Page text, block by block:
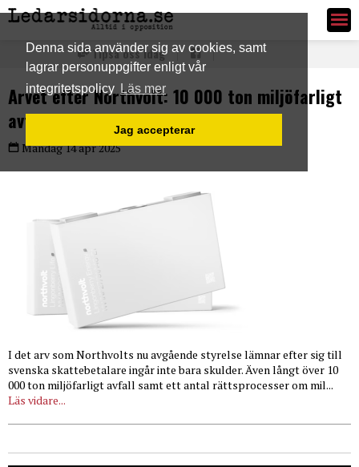
Denna sida använder sig av cookies, samt
lagrar personuppgifter enligt vår
integritetspolicy Läs mer
Jag accepterar
Ledarsidorna.se
Tipsa oss idag
Arvet efter Northvolt: 10 000 ton miljöfarligt
avfall
Måndag 14 apr 2025
I det arv som Northvolts nu avgående styrelse lämnar efter sig till
svenska skattebetalare ingår inte bara skulder. Även långt över 10
000 ton miljöfarligt avfall samt ett antal rättsprocesser om mil...
Läs vidare...